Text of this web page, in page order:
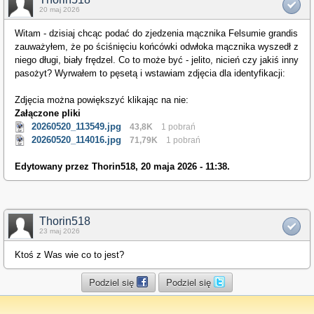
20 maj 2026
Witam - dzisiaj chcąc podać do zjedzenia mącznika Felsumie grandis
zauważyłem, że po ściśnięciu końcówki odwłoka mącznika wyszedł z
niego długi, biały frędzel. Co to może być - jelito, nicień czy jakiś inny
pasożyt? Wyrwałem to pęsetą i wstawiam zdjęcia dla identyfikacji:
Zdjęcia można powiększyć klikając na nie:
Załączone pliki
20260520_113549.jpg
43,8K 1 pobrań
20260520_114016.jpg 71,79K 1 pobrań
Edytowany przez Thorin518, 20 maja 2026 - 11:38.
Thorin518
23 maj 2026
Ktoś z Was wie co to jest?
Podziel się Podziel się